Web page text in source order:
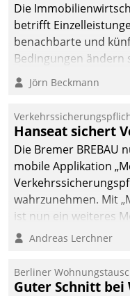
Die
betrifft
benachbarte und
Bedingungen ändern
technisch die
fürs Wachsen öffnen?
Jörn Beckmann
Hanseat sichert
Die Bremer BREBAU
mobile Applikation
wahrzunehmen. Mit
ist nun ein weiteres
Einsatz.
Andreas Lerchner
Berliner
Guter Schnitt bei